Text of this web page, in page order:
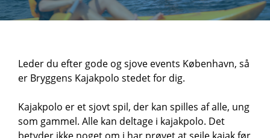
Leder du efter gode og sjove events København, så
er Bryggens Kajakpolo stedet for dig.
Kajakpolo er et sjovt spil, der kan spilles af alle, ung
som gammel. Alle kan deltage i kajakpolo. Det